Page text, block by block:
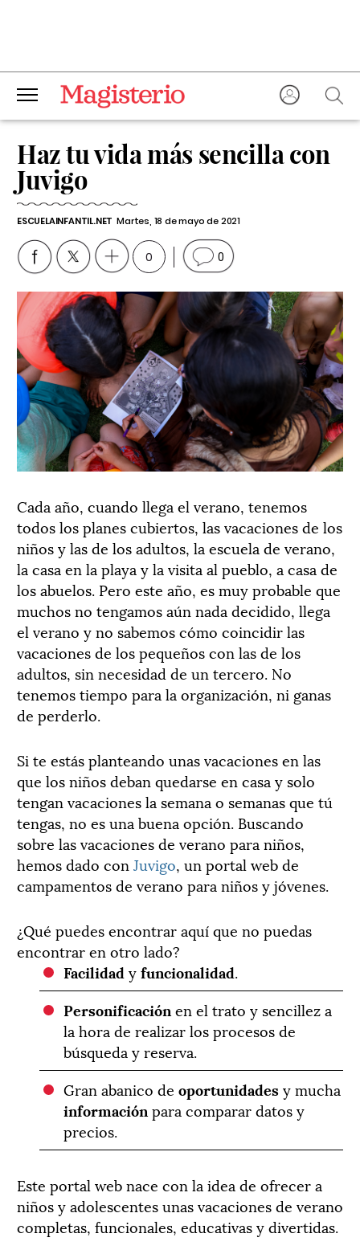
Haz tu vida más sencilla con
Juvigo
ESCUELAINFANTIL.NET Martes, 18 de mayo de 2021
0 0
Cada año, cuando llega el verano, tenemos
todos los planes cubiertos, las vacaciones de los
niños y las de los adultos, la escuela de verano,
la casa en la playa y la visita al pueblo, a casa de
los abuelos. Pero este año, es muy probable que
muchos no tengamos aún nada decidido, llega
el verano y no sabemos cómo coincidir las
vacaciones de los pequeños con las de los
adultos, sin necesidad de un tercero. No
tenemos tiempo para la organización, ni ganas
de perderlo.
Si te estás planteando unas vacaciones en las
que los niños deban quedarse en casa y solo
tengan vacaciones la semana o semanas que tú
tengas, no es una buena opción. Buscando
sobre las vacaciones de verano para niños,
hemos dado con Juvigo, un portal web de
campamentos de verano para niños y jóvenes.
¿Qué puedes encontrar aquí que no puedas
encontrar en otro lado?
Facilidad yfuncionalidad.
Personificación en el trato y sencillez a
la hora de realizar los procesos de
búsqueda y reserva.
Gran abanico deoportunidadesy mucha
información para comparar datos y
precios.
Este portal web nace con la idea de ofrecer a
niños y adolescentes unas vacaciones de verano
completas, funcionales, educativas y divertidas.